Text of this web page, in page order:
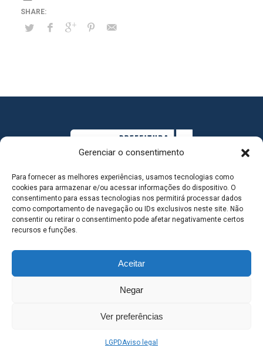
Gerenciar o consentimento
Para fornecer as melhores experiências, usamos tecnologias como
cookies para armazenar e/ou acessar informações do dispositivo. O
consentimento para essas tecnologias nos permitirá processar dados
como comportamento de navegação ou IDs exclusivos neste site. Não
consentir ou retirar o consentimento pode afetar negativamente certos
recursos e funções.
Aceitar
Negar
Ver preferências
LGPDAviso legal
MAPA DO SITE
SEDE DO ADMINISTRATIVO MUNICIPAL - Avenida